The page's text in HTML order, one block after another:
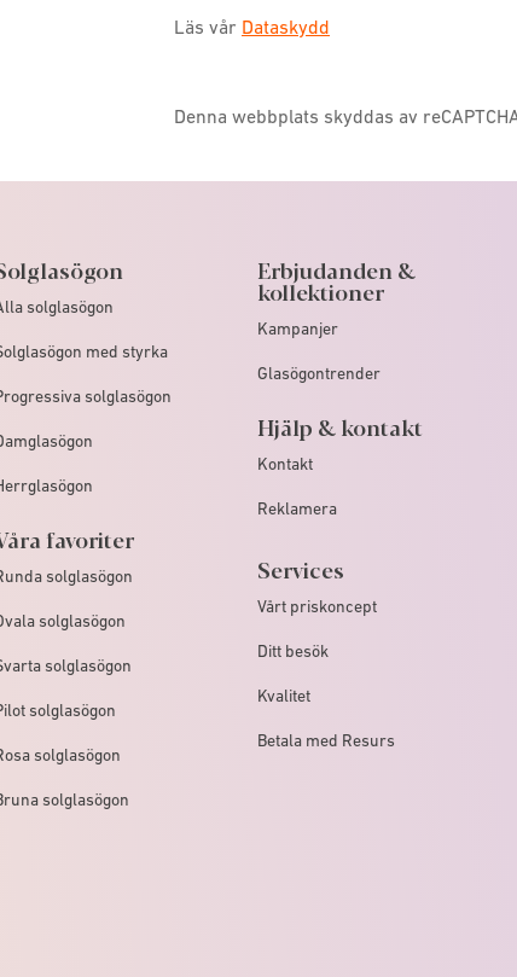
Läs vår Dataskydd
Denna webbplats skyddas av
solglasögon
med styrka
solglasögon
favoriter
solglasögon
solglasögon
solglasögon
solglasögon
solglasögon
solglasögon
Erbjudanden &
kollektioner
Kampanjer
Glasögontrender
Hjälp & kontakt
Kontakt
Reklamera
Services
Vårt priskoncept
Ditt besök
Kvalitet
Betala med Resurs